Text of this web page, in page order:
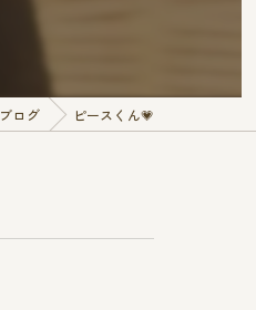
ブログ ピースくん💗